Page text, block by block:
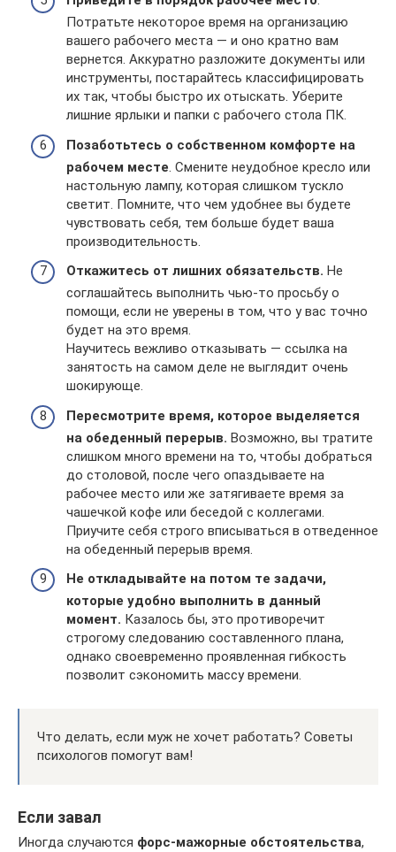
Потратьте некоторое время на организацию
вашего рабочего места — и оно кратно вам
вернется. Аккуратно разложите документы или
инструменты, постарайтесь классифицировать
их так, чтобы быстро их отыскать. Уберите
лишние ярлыки и папки с рабочего стола ПК.
Позаботьтесь о собственном комфорте на
рабочем месте . Смените неудобное кресло или
настольную лампу, которая слишком тускло
светит. Помните, что чем удобнее вы будете
чувствовать себя, тем больше будет ваша
производительность.
Откажитесь от лишних обязательств. Не
соглашайтесь выполнить чью-то просьбу о
помощи, если не уверены в том, что у вас точно
будет на это время.
Научитесь вежливо отказывать — ссылка на
занятость на самом деле не выглядит очень
шокирующе.
Пересмотрите время, которое выделяется
на обеденный перерыв. Возможно, вы тратите
слишком много времени на то, чтобы добраться
до столовой, после чего опаздываете на
рабочее место или же затягиваете время за
чашечкой кофе или беседой с коллегами.
Приучите себя строго вписываться в отведенное
на обеденный перерыв время.
Не откладывайте на потом те задачи,
которые удобно выполнить в данный
момент. Казалось бы, это противоречит
строгому следованию составленного плана,
однако своевременно проявленная гибкость
позволит сэкономить массу времени.
Что делать, если муж не хочет работать? Советы
психологов помогут вам!
Если завал
Иногда случаются форс-мажорные обстоятельства,